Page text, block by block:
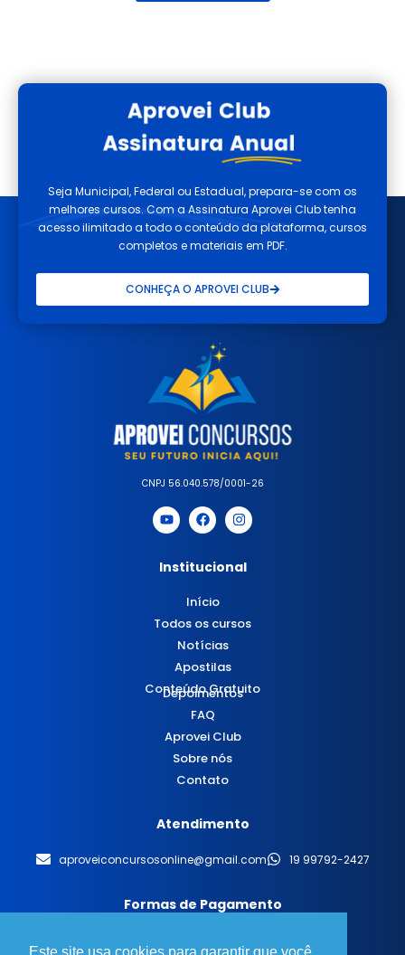
Seja Municipal, Federal ou Estadual, prepara-se com os
melhores cursos. Com a Assinatura Aprovei Club tenha
acesso ilimitado a todo o conteúdo da plataforma, cursos
completos e materiais em PDF.
CONHEÇA O APROVEI CLUB
CNPJ 56.040.578/0001-26
Institucional
Início
Todos os cursos
Notícias
Apostilas
Conteúdo Gratuito
Depoimentos
FAQ
Aprovei Club
Sobre nós
Contato
Atendimento
aproveiconcursosonline@gmail.com 19 99792-2427
Formas de Pagamento